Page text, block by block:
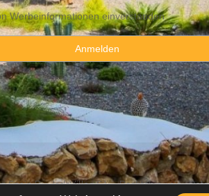
Werbeinformationen einverstanden
Spain By JadeVillas S.L. ·Rechtshinweis·